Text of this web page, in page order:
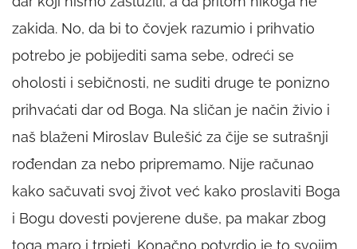
zakida. No, da bi to čovjek razumio i prihvatio
potrebo je pobijediti sama sebe, odreći se
oholosti i sebičnosti, ne suditi druge te ponizno
prihvaćati dar od Boga. Na sličan je način živio i
naš blaženi Miroslav Bulešić za čije se sutrašnji
rođendan za nebo pripremamo. Nije računao
kako sačuvati svoj život već kako proslaviti Boga
i Bogu dovesti povjerene duše, pa makar zbog
toga maro i trpjeti. Konačno potvrdio je to svojim